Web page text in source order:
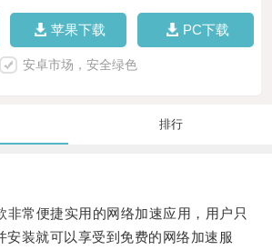
苹果下载 PC下载
安卓市场，安全绿色
排行
常便捷实用的网络加速应用，用户只
安装就可以享受到免费的网络加速服